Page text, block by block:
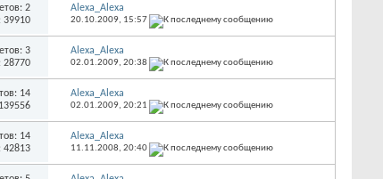
2
39910
Alexa_Alexa
20.10.2009, 15:57
3
28770
Alexa_Alexa
02.01.2009, 20:38
14
Alexa_Alexa
02.01.2009, 20:21
14
42813
Alexa_Alexa
11.11.2008, 20:40